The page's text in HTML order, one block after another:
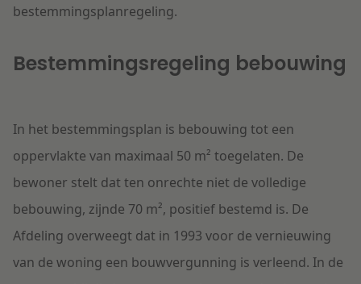
bestemmingsplanregeling.
Bestemmingsregeling bebouwing
In het bestemmingsplan is bebouwing tot een
oppervlakte van maximaal 50 m² toegelaten. De
bewoner stelt dat ten onrechte niet de volledige
bebouwing, zijnde 70 m², positief bestemd is. De
Afdeling overweegt dat in 1993 voor de vernieuwing
van de woning een bouwvergunning is verleend. In de